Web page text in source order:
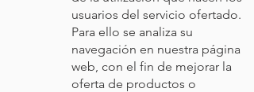
usuarios del servicio ofertado.
Para ello se analiza su
navegación en nuestra página
web, con el fin de mejorar la
oferta de productos o